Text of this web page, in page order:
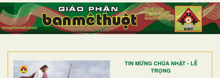
TIN MỪNG CHÚA NHẬT - LỄ
TRỌNG
TRANG NHẤT
GIỚI THIỆU
DÒNG TU